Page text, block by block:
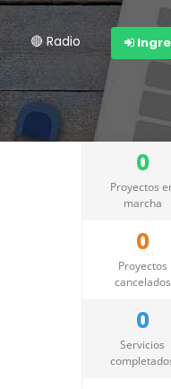
🔴 Radio
0
Proyectos
marcha
0
Proyectos
cancelados
0
Servicios